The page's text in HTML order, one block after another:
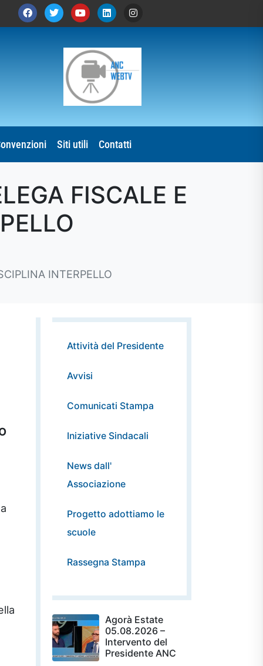
Siti utili Contatti
FISCALE E
INTERPELLO
Attività del Presidente
Avvisi
Comunicati Stampa
Iniziative Sindacali
News dall'
Associazione
Progetto adottiamo le
scuole
Rassegna Stampa
Agorà Estate
05.08.2026 –
Intervento del
Presidente ANC